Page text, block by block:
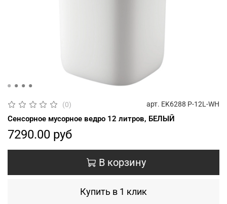
(0) арт. EK6288 P-12L-WH
Сенсорное мусорное ведро 12 литров, БЕЛЫЙ
7290.00 руб
В корзину
Купить в 1 клик